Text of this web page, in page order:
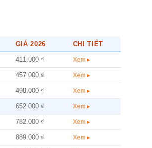
GIÁ 2026 CHI TIẾT
411.000 ₫ Xem ▸
457.000 ₫ Xem ▸
498.000 ₫ Xem ▸
652.000 ₫ Xem ▸
782.000 ₫ Xem ▸
889.000 ₫ Xem ▸